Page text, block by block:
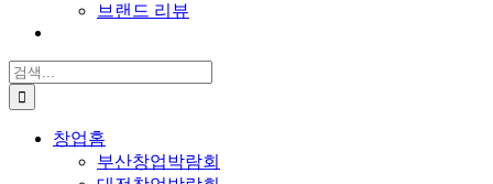
브랜드 리뷰
검
색:
창업홈
부산창업박람회